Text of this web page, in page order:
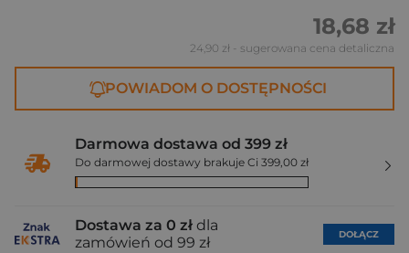
18,68 zł
24,90 zł - sugerowana cena detaliczna
POWIADOM O DOSTĘPNOŚCI
Darmowa dostawa od 399 zł
Do darmowej dostawy brakuje Ci 399,00 zł
Dostawa za 0 zł dla
zamówień od 99 zł
DOŁĄCZ